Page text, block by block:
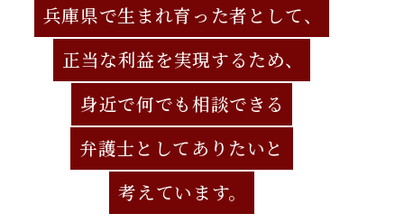
兵庫県で生まれ育った者として、
正当な利益を実現するため、
身近で何でも相談できる
弁護士としてありたいと
考えています。